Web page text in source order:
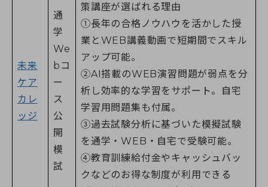
未来
ケア
カレ
ッジ
通
学
We
bコ
ー
ス
公
開
模
試
策講座が選ばれる理由
➀長年の合格ノウハウを活かした授
業とWEB講義動画で短期間でスキル
アップ可能。
➁AI搭載のWEB演習問題が弱点を分
析し効率的な学習をサポート。自宅
学習用問題集も付属。
③過去試験分析に基づいた模擬試験
を通学・WEB・自宅で受験可能。
➃教育訓練給付金やキャッシュバッ
クなどのお得な制度が利用できる